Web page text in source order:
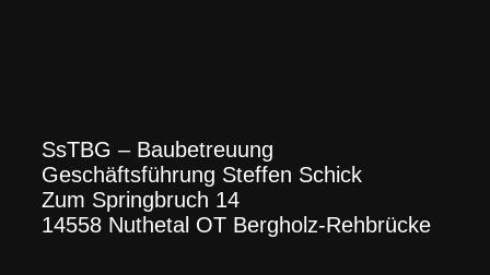
SsTBG – Baubetreuung
Geschäftsführung Steffen Schick
Zum Springbruch 14
14558 Nuthetal OT Bergholz-Rehbrücke